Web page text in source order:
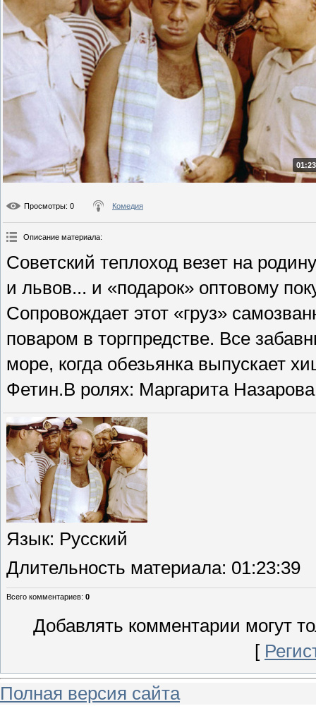
Просмотры: 0 Комедия
Описание материала:
Советский теплоход везет на
и львов... и «подарок» оптовому
Сопровождает этот «груз»
поваром в торгпредстве. Все
море, когда обезьянка выпускает
Фетин.В ролях: Маргарита
Язык: Русский
Длительность материала: 01:23:39
Всего комментариев: 0
Добавлять комментарии могут
[
Полная версия сайта